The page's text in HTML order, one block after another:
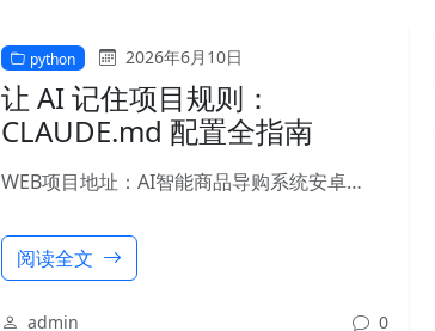
python 2026年6月10日
让 AI 记住项目规则：
CLAUDE.md 配置全指南
WEB项目地址：AI智能商品导购系统安卓…
阅读全文
admin 0